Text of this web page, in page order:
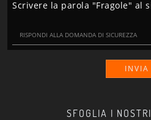
SFOGLIA I
Scrivere la parola "Fragole" al
INVIA